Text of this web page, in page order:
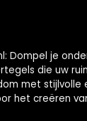
Dompel je
die uw
met stijlvolle
het creëren